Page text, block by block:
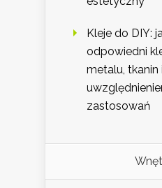
Kleje do DIY:
odpowiedni
metalu, tkanin
zastosowań